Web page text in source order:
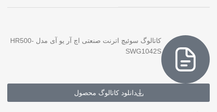
کاتالوگ سوئیچ اترنت صنعتی اچ آر یو آی مدل HR500-
SWG1042S
دانلود کاتالوگ محصول